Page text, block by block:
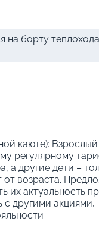
на борту теплохода
каюте): Взрослый
регулярному
а другие дети –
возраста.
их актуальность
другими акциями,